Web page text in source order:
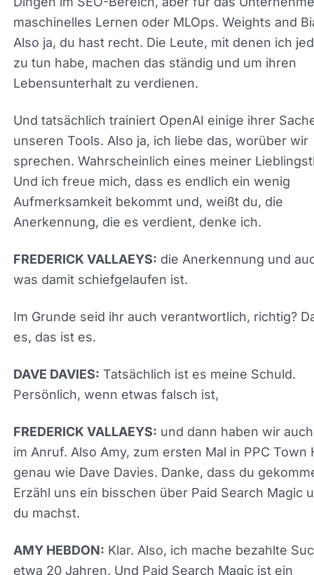
Dingen im SEO-Bereich, aber für das
maschinelles Lernen oder MLOps. Weights and
Also ja, du hast recht. Die Leute, mit denen ich
Tag zu tun habe, machen das ständig und um
Und tatsächlich trainiert OpenAI einige ihrer
unseren Tools. Also ja, ich liebe das, worüber wir
sprechen. Wahrscheinlich eines meiner
Lieblingsthemen. Und ich freue mich, dass es
ein wenig Aufmerksamkeit bekommt und, weißt
Anerkennung, die es verdient, denke ich.
die Anerkennung und
alles, was damit schiefgelaufen ist.
Im Grunde seid ihr auch verantwortlich, richtig?
es, das ist es.
FREDERICK VALLAEYS:
und dann haben wir
im Anruf. Also Amy, zum ersten Mal in PPC Town
genau wie Dave Davies. Danke, dass du
bist. Erzähl uns ein bisschen über Paid Search
AMY HEBDON:
Klar. Also, ich mache bezahlte